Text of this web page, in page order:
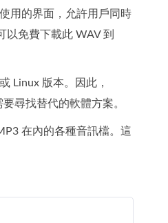
用的界面，允許用戶同時
免費下載此 WAV 到
Linux 版本。因此，
尋找替代的軟體方案。
在內的各種音訊檔。這